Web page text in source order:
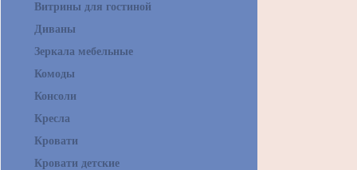
Витрины для гостиной
Диваны
Зеркала мебельные
Комоды
Консоли
Кресла
Кровати
Кровати детские